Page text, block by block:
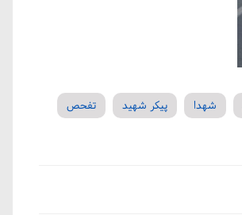
شهدا پیکر شهید
تفحص